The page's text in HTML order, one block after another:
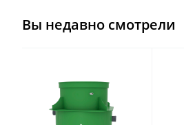
Вы недавно смотрели